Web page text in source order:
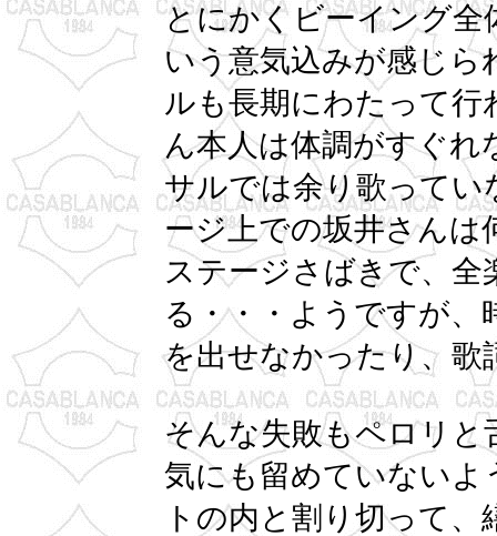
とにかくビーイング全
いう意気込みが感じら
ルも長期にわたって
ん本人は体調がすぐ
サルでは余り歌って
ージ上での坂井さんは
ステージさばきで、
る・・・ようですが、
を出せなかったり、歌
そんな失敗もペロリと
気にも留めていないよ
トの内と割り切って